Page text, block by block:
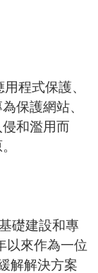
程式保護、
保護網站、
和濫用而
礎建設和專
以來作為一位
解解決方案